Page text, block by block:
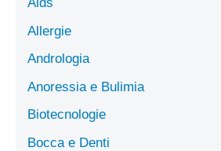
Allergie
Andrologia
Anoressia e Bulimia
Biotecnologie
Bocca e Denti